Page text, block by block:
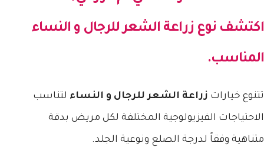
اكتشف نوع زراعة الشعر للرجال و النساء
المناسب.
تتنوع خيارات زراعة الشعر للرجال و النساء لتناسب
الاحتياجات الفيزيولوجية المختلفة لكل مريض بدقة
متناهية وفقاً لدرجة الصلع ونوعية الجلد.